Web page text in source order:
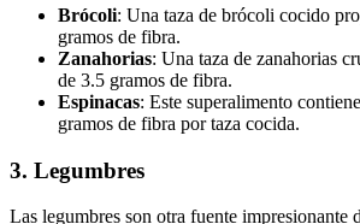
Brócoli: Una taza de brócoli cocido
gramos de fibra.
Zanahorias: Una taza de zanahorias
de 3.5 gramos de fibra.
Espinacas: Este superalimento
gramos de fibra por taza cocida.
3. Legumbres
Las legumbres son otra fuente impresionante